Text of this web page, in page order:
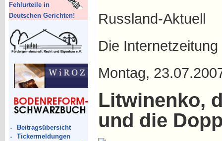
Fehlurteile in
Deutschen Gerichten!
Beitragsübersicht
Tickermeldungen
Russland-Aktuell
Die
Montag,
Litwinenko,
und die